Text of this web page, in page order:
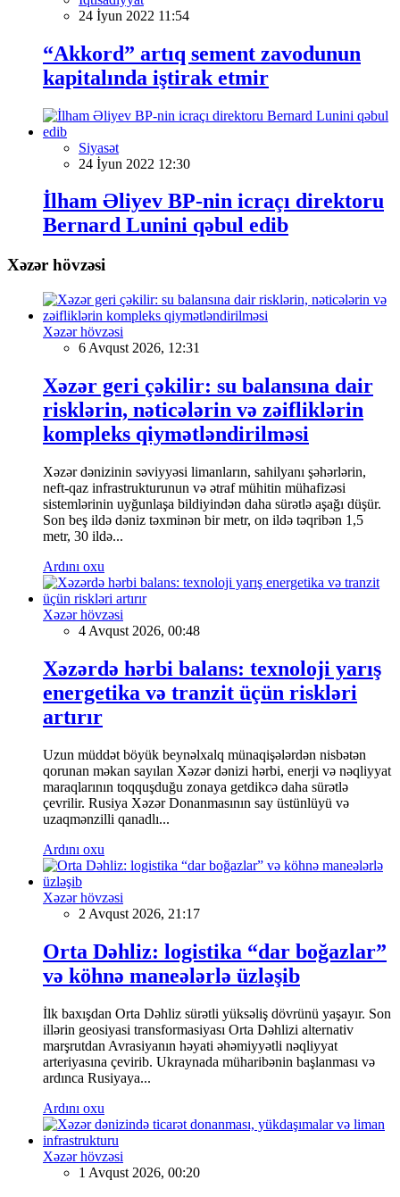
24 İyun 2022 11:54
“Akkord” artıq sement zavodunun
kapitalında iştirak etmir
Siyasət
24 İyun 2022 12:30
İlham Əliyev BP-nin icraçı direktoru
Bernard Lunini qəbul edib
Xəzər hövzəsi
Xəzər hövzəsi
6 Avqust 2026, 12:31
Xəzər geri çəkilir: su balansına dair
risklərin, nəticələrin və zəifliklərin
kompleks qiymətləndirilməsi
Xəzər dənizinin səviyyəsi limanların, sahilyanı şəhərlərin,
neft-qaz infrastrukturunun və ətraf mühitin mühafizəsi
sistemlərinin uyğunlaşa bildiyindən daha sürətlə aşağı düşür.
Son beş ildə dəniz təxminən bir metr, on ildə təqribən 1,5
metr, 30 ildə...
Ardını oxu
Xəzər hövzəsi
4 Avqust 2026, 00:48
Xəzərdə hərbi balans: texnoloji yarış
energetika və tranzit üçün riskləri
artırır
Uzun müddət böyük beynəlxalq münaqişələrdən nisbətən
qorunan məkan sayılan Xəzər dənizi hərbi, enerji və nəqliyyat
maraqlarının toqquşduğu zonaya getdikcə daha sürətlə
çevrilir. Rusiya Xəzər Donanmasının say üstünlüyü və
uzaqmənzilli qanadlı...
Ardını oxu
Xəzər hövzəsi
2 Avqust 2026, 21:17
Orta Dəhliz: logistika “dar boğazlar”
və köhnə maneələrlə üzləşib
İlk baxışdan Orta Dəhliz sürətli yüksəliş dövrünü yaşayır. Son
illərin geosiyasi transformasiyası Orta Dəhlizi alternativ
marşrutdan Avrasiyanın həyati əhəmiyyətli nəqliyyat
arteriyasına çevirib. Ukraynada müharibənin başlanması və
ardınca Rusiyaya...
Ardını oxu
Xəzər hövzəsi
1 Avqust 2026, 00:20